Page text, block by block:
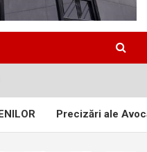
Precizări ale Avocatului